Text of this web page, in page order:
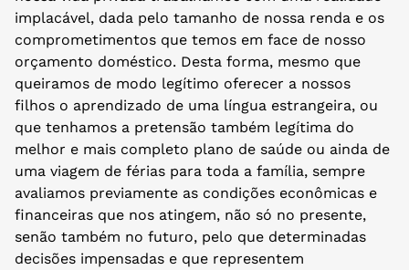
implacável, dada pelo tamanho de nossa renda e os
comprometimentos que temos em face de nosso
orçamento doméstico. Desta forma, mesmo que
queiramos de modo legítimo oferecer a nossos
filhos o aprendizado de uma língua estrangeira, ou
que tenhamos a pretensão também legítima do
melhor e mais completo plano de saúde ou ainda de
uma viagem de férias para toda a família, sempre
avaliamos previamente as condições econômicas e
financeiras que nos atingem, não só no presente,
senão também no futuro, pelo que determinadas
decisões impensadas e que representem